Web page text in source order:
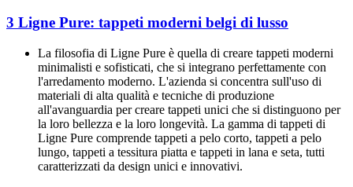
3 Ligne Pure: tappeti moderni belgi di lusso
La filosofia di Ligne Pure è quella di creare tappeti moderni
minimalisti e sofisticati, che si integrano perfettamente con
l'arredamento moderno. L'azienda si concentra sull'uso di
materiali di alta qualità e tecniche di produzione
all'avanguardia per creare tappeti unici che si distinguono per
la loro bellezza e la loro longevità. La gamma di tappeti di
Ligne Pure comprende tappeti a pelo corto, tappeti a pelo
lungo, tappeti a tessitura piatta e tappeti in lana e seta, tutti
caratterizzati da design unici e innovativi.